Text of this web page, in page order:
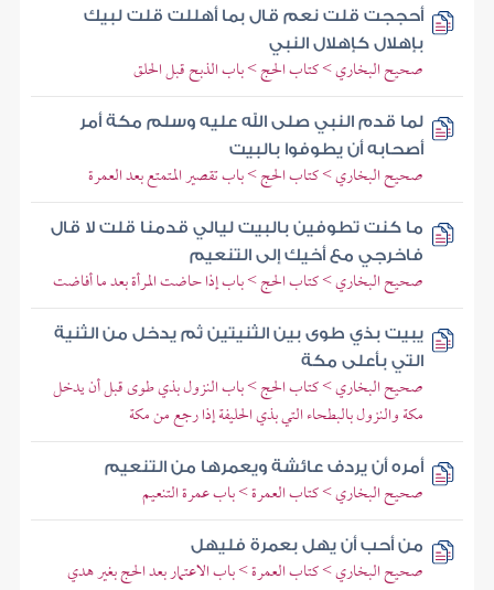
أحججت قلت نعم قال بما أهللت قلت لبيك
بإهلال كإهلال النبي
صحيح البخاري > كتاب الحج > باب الذبح قبل الحلق
لما قدم النبي صلى الله عليه وسلم مكة أمر
أصحابه أن يطوفوا بالبيت
صحيح البخاري > كتاب الحج > باب تقصير المتمتع بعد العمرة
ما كنت تطوفين بالبيت ليالي قدمنا قلت لا قال
فاخرجي مع أخيك إلى التنعيم
صحيح البخاري > كتاب الحج > باب إذا حاضت المرأة بعد ما أفاضت
يبيت بذي طوى بين الثنيتين ثم يدخل من الثنية
التي بأعلى مكة
صحيح البخاري > كتاب الحج > باب النزول بذي طوى قبل أن يدخل
مكة والنزول بالبطحاء التي بذي الحليفة إذا رجع من مكة
أمره أن يردف عائشة ويعمرها من التنعيم
صحيح البخاري > كتاب العمرة > باب عمرة التنعيم
من أحب أن يهل بعمرة فليهل
صحيح البخاري > كتاب العمرة > باب الاعتمار بعد الحج بغير هدي